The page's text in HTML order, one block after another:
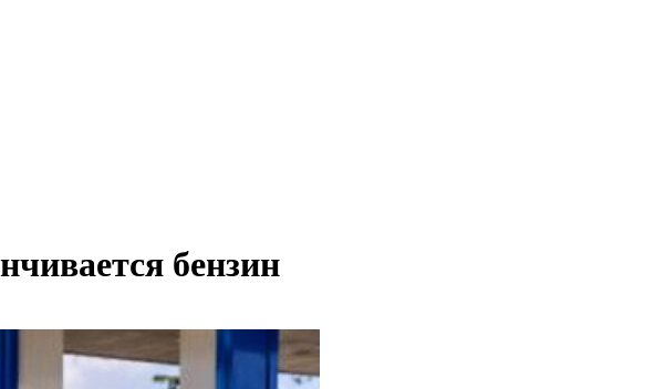
бензин